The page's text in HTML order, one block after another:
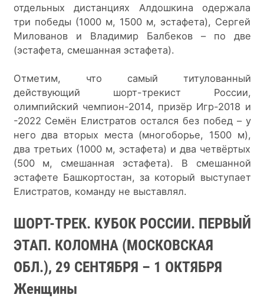
отдельных дистанциях Алдошкина одержала
три победы (1000 м, 1500 м, эстафета), Сергей
Милованов и Владимир Балбеков – по две
(эстафета, смешанная эстафета).
Отметим, что самый титулованный
действующий шорт-трекист России,
олимпийский чемпион-2014, призёр Игр-2018 и
-2022 Семён Елистратов остался без побед – у
него два вторых места (многоборье, 1500 м),
два третьих (1000 м, эстафета) и два четвёртых
(500 м, смешанная эстафета). В смешанной
эстафете Башкортостан, за который выступает
Елистратов, команду не выставлял.
ШОРТ-ТРЕК. КУБОК РОССИИ. ПЕРВЫЙ
ЭТАП. КОЛОМНА (МОСКОВСКАЯ
ОБЛ.), 29 СЕНТЯБРЯ – 1 ОКТЯБРЯ
Женщины